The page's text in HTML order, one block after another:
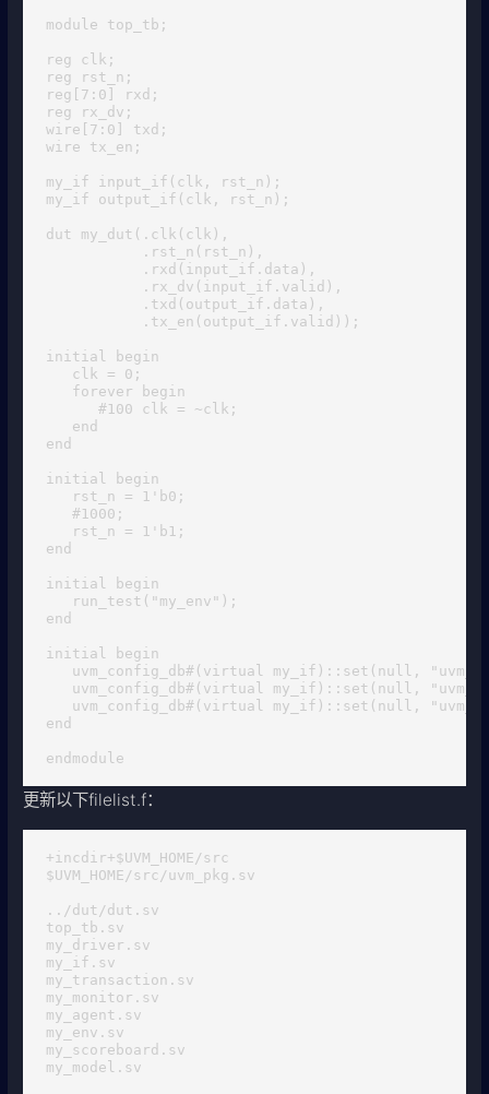
module top_tb;
reg clk;
reg rst_n;
reg[7:0] rxd;
reg rx_dv;
wire[7:0] txd;
wire tx_en;
my_if input_if(clk, rst_n);
my_if output_if(clk, rst_n);
dut my_dut(.clk(clk),
           .rst_n(rst_n),
           .rxd(input_if.data),
           .rx_dv(input_if.valid),
           .txd(output_if.data),
           .tx_en(output_if.valid));
initial begin
   clk = 0;
   forever begin
      #100 clk = ~clk;
   end
end
initial begin
   rst_n = 1'b0;
   #1000;
   rst_n = 1'b1;
end
initial begin
   run_test("my_env");
end
initial begin
uvm_config_db#(virtual my_if)::set(null,
uvm_config_db#(virtual my_if)::set(null,
uvm_config_db#(virtual my_if)::set(null,
end
endmodule
更新以下filelist.f：
+incdir+$UVM_HOME/src
$UVM_HOME/src/uvm_pkg.sv
../dut/dut.sv
top_tb.sv
my_driver.sv
my_if.sv
my_transaction.sv
my_monitor.sv
my_agent.sv
my_env.sv
my_scoreboard.sv
my_model.sv